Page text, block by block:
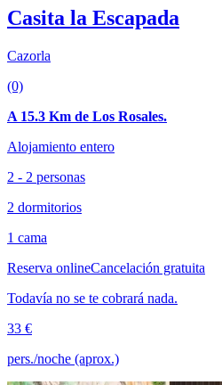
Casita la Escapada
Cazorla
(0)
A 15.3 Km de Los Rosales.
Alojamiento entero
2 - 2 personas
2 dormitorios
1 cama
Reserva onlineCancelación gratuita
Todavía no se te cobrará nada.
33 €
pers./noche (aprox.)